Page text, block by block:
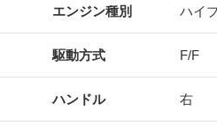
エンジン種別 ハイ
駆動方式 F/F
ハンドル 右